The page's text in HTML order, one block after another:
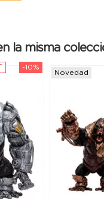
la misma
-10%
Novedad